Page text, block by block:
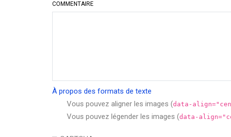
Pasquier
COMMENTAIRE
À propos des formats de texte
Vous pouvez aligner les images (data-
Vous pouvez légender les images (data-